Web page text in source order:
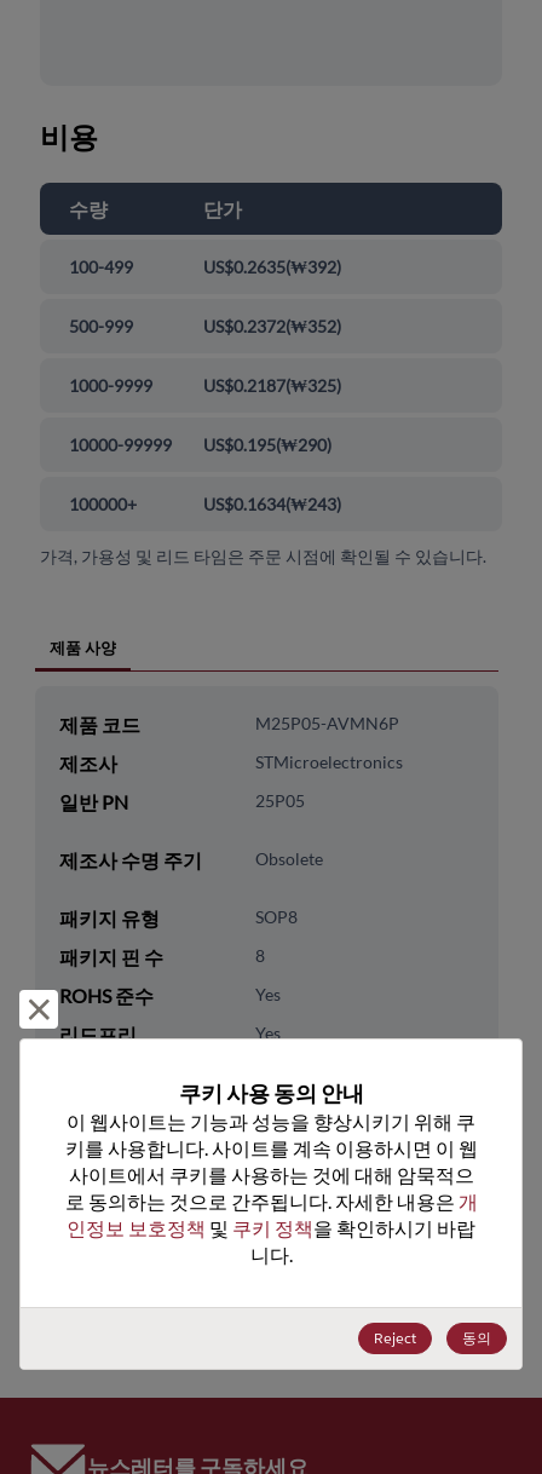
비용
수량 단가
100-499 US$0.2635(₩392)
500-999 US$0.2372(₩352)
1000-9999 US$0.2187(₩325)
10000-99999 US$0.195(₩290)
100000+ US$0.1634(₩243)
가격, 가용성 및 리드 타임은 주문 시점에 확인될 수 있습니다.
제품 사양
제품 코드 M25P05-AVMN6P
제조사 STMicroelectronics
일반 PN 25P05
제조사 수명 주기 Obsolete
패키지 유형 SOP8
패키지 핀 수 8
ROHS 준수 Yes
리드프리 Yes
기술 카테고리 Memory & Storage
기술 하위 카테고리 Non-Volatile
기술 그룹 Serial Flash
8542.32.0051
ECCN EAR99
뉴스레터를 구독하세요
거부 및 닫기
쿠키 사용 동의 안내
이 웹사이트는 기능과 성능을 향상시키기 위해 쿠
키를 사용합니다. 사이트를 계속 이용하시면 이 웹
사이트에서 쿠키를 사용하는 것에 대해 암묵적으
로 동의하는 것으로 간주됩니다. 자세한 내용은 개
인정보 보호정책 및 쿠키 정책을 확인하시기 바랍
니다.
Reject 동의